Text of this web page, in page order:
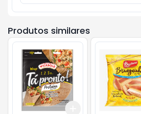
Produtos similares
5 +10
Add